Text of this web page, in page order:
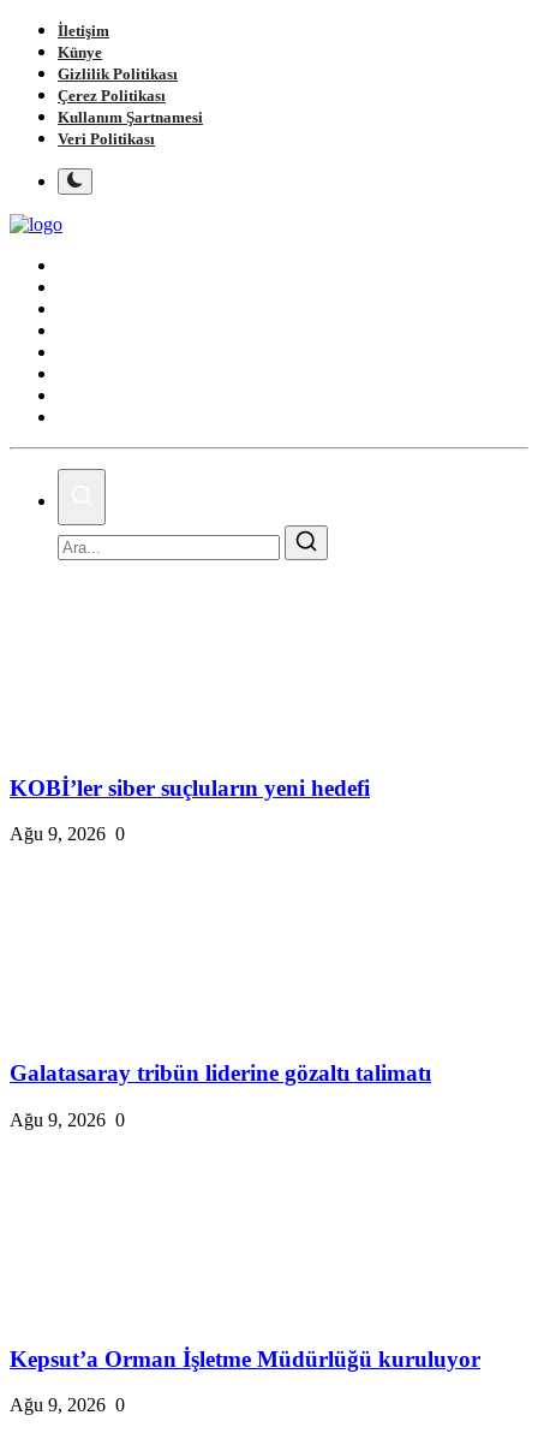
İletişim
Künye
Gizlilik Politikası
Çerez Politikası
Kullanım Şartnamesi
Veri Politikası
KOBİ’ler siber suçluların yeni hedefi
Ağu 9, 2026 0
Galatasaray tribün liderine gözaltı talimatı
Ağu 9, 2026 0
Kepsut’a Orman İşletme Müdürlüğü kuruluyor
Ağu 9, 2026 0